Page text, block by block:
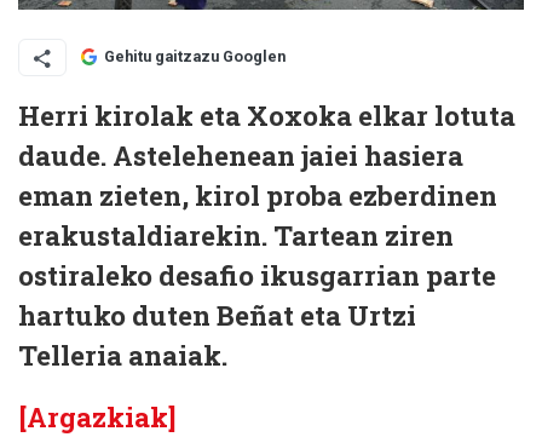
Gehitu gaitzazu Googlen
Herri kirolak eta Xoxoka elkar lotuta
daude. Astelehenean jaiei hasiera
eman zieten, kirol proba ezberdinen
erakustaldiarekin. Tartean ziren
ostiraleko desafio ikusgarrian parte
hartuko duten Beñat eta Urtzi
Telleria anaiak.
[Argazkiak]